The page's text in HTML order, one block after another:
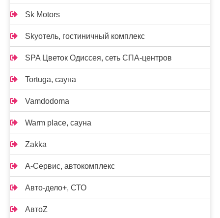
Sk Motors
Skyотель, гостиничный комплекс
SPA Цветок Одиссея, сеть СПА-центров
Tortuga, сауна
Vamdodoma
Warm place, сауна
Zakka
А-Сервис, автокомплекс
Авто-дело+, СТО
АвтоZ